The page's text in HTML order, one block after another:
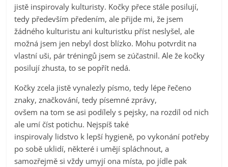
jistě inspirovaly kulturisty. Kočky přece stále posilují,
tedy především předením, ale přijde mi, že jsem
žádného kulturistu ani kulturistku příst neslyšel, ale
možná jsem jen nebyl dost blízko. Mohu potvrdit na
vlastní uši, pár tréningů jsem se zúčastnil. Ale že kočky
posilují zhusta, to se popřít nedá.
Kočky zcela jistě vynalezly písmo, tedy lépe řečeno
znaky, značkování, tedy písemné zprávy,
ovšem na tom se asi podílely s pejsky, na rozdíl od nich
ale umí číst potichu. Nejspíš také
inspirovaly lidstvo k lepší hygieně, po vykonání potřeby
po sobě uklidí, některé i umějí spláchnout, a
samozřejmě si vždy umyjí ona místa, po jídle pak